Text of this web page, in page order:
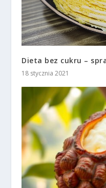
Dieta bez cukru –
18 stycznia 2021